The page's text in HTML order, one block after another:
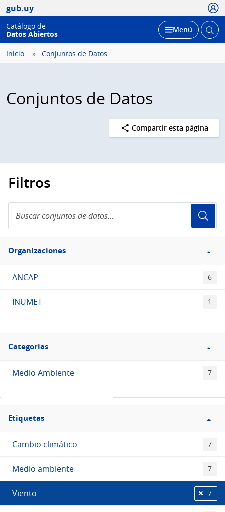
gub.uy
Catálogo de
Datos Abiertos
Desplegar
Menú Abrir
Inicio Conjuntos de Datos
Conjuntos de Datos
Compartir esta página
Filtros
conjuntos
de
Filtro
Organizaciones
Organizaciones
ANCAP 6
INUMET 1
Filtro
Categorias
Categorias
Medio Ambiente 7
Filtro
Etiquetas
Etiquetas
Cambio climático 7
Medio ambiente 7
Viento 7